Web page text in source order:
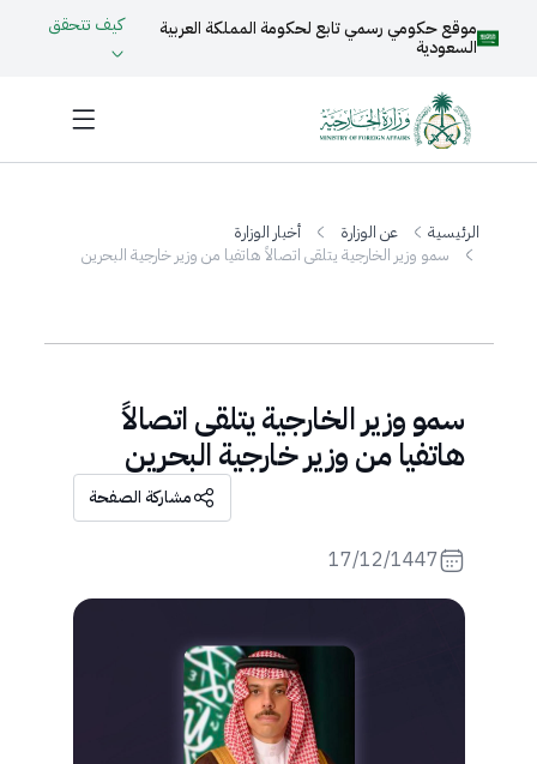
موقع حكومي رسمي تابع لحكومة المملكة العربية
السعودية
كيف تتحقق
الرئيسية عن الوزارة
أخبار الوزارة
سمو وزير الخارجية يتلقى اتصالاً هاتفيا من وزير خارجية البحرين
سمو وزير الخارجية يتلقى اتصالاً
هاتفيا من وزير خارجية البحرين
مشاركة الصفحة
17/12/1447